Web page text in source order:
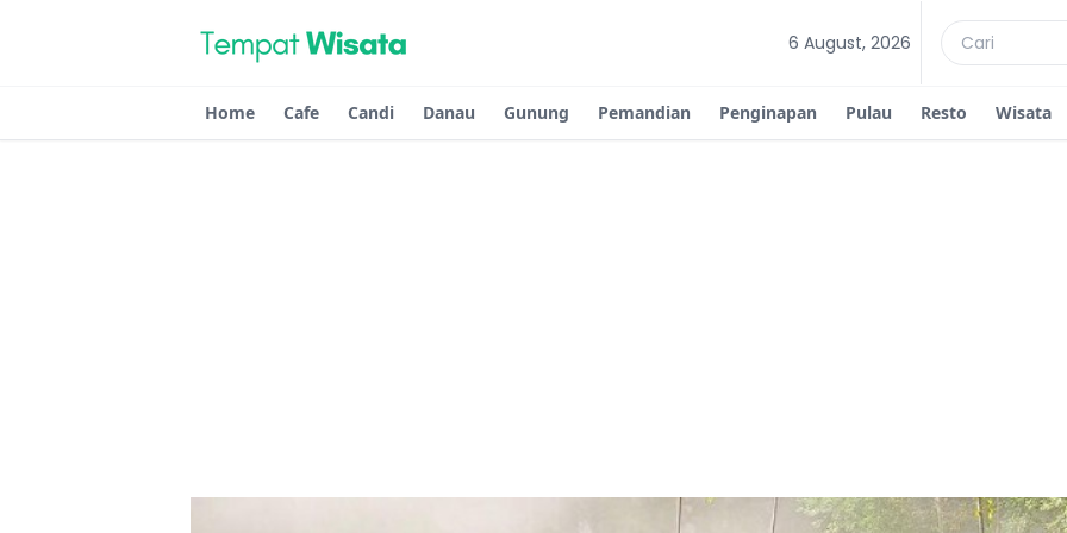
6 August, 2026
Home Cafe Candi Danau Gunung Pemandian Penginapan Pulau Resto Wisata